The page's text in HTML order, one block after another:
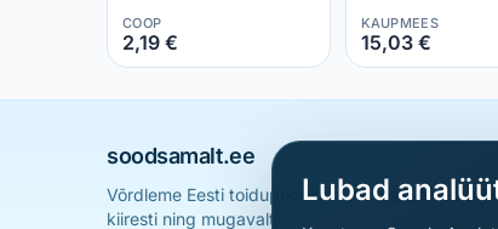
COOP
2,19 €
KAUPMEES
15,03 €
soodsamalt.ee
Võrdleme Eesti toidupoodide hindu ja aitame sul
kiiresti ning mugavalt.
Lubad